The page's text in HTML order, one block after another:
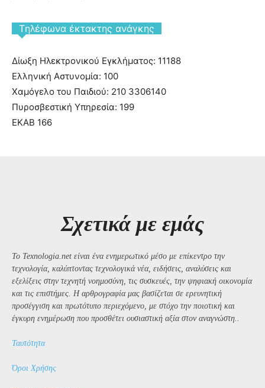
Tηλέφωνα έκτακτης ανάγκης
Δίωξη Ηλεκτρονικού Εγκλήματος: 11188
Ελληνική Αστυνομία: 100
Χαμόγελο του Παιδιού: 210 3306140
Πυροσβεστική Υπηρεσία: 199
ΕΚΑΒ 166
Σχετικά με εμάς
Το Texnologia.net είναι ένα ενημερωτικό μέσο με επίκεντρο την
τεχνολογία, καλύπτοντας τεχνολογικά νέα, ειδήσεις, αναλύσεις και
εξελίξεις στην τεχνητή νοημοσύνη, τις συσκευές, την ψηφιακή οικονομία
και τις επιστήμες. Η αρθρογραφία μας βασίζεται σε ερευνητική
προσέγγιση και πρωτότυπο περιεχόμενο, με στόχο την ποιοτική και
έγκυρη ενημέρωση που προσθέτει ουσιαστική αξία στον αναγνώστη..
Ταυτότητα
Όροι Χρήσης